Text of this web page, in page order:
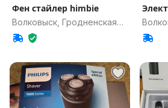
Фен стайлер himbie
Волковыск, Гродненская
обл.
обл.